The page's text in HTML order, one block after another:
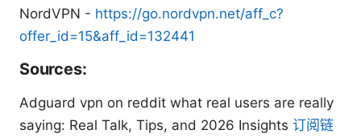
NordVPN - https://go.nordvpn.net/aff_c?
offer_id=15&aff_id=132441
Sources:
Adguard vpn on reddit what real users are really
saying: Real Talk, Tips, and 2026 Insights 订阅链